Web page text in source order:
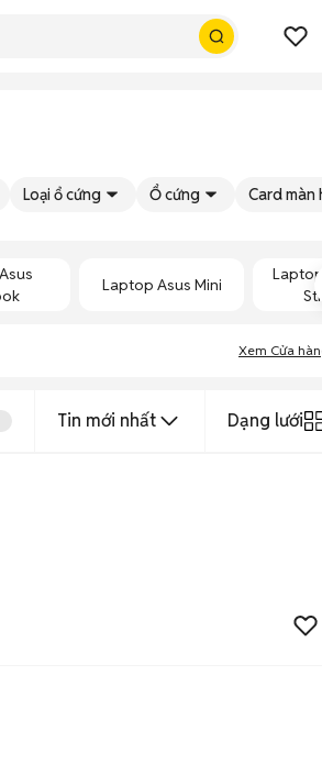
Loại ổ cứng Ổ cứng Card màn
Laptop Asus Mini
Laptop
Xem Cửa
Tin mới nhất Dạng lưới